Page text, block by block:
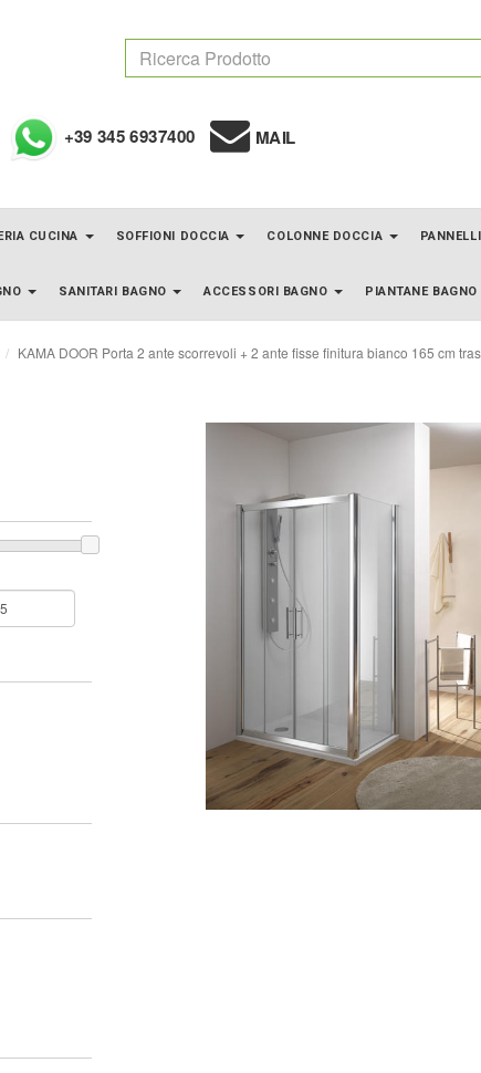
+39 345 6937400 MAIL
CUCINA SOFFIONI DOCCIA COLONNE DOCCIA
SANITARI BAGNO ACCESSORI BAGNO PIANTANE BAGNO
KAMA DOOR Porta 2 ante scorrevoli + 2 ante fisse finitura bianco 165 cm